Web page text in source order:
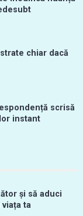
chiar dacă
scrisă
instant
și să aduci
ta